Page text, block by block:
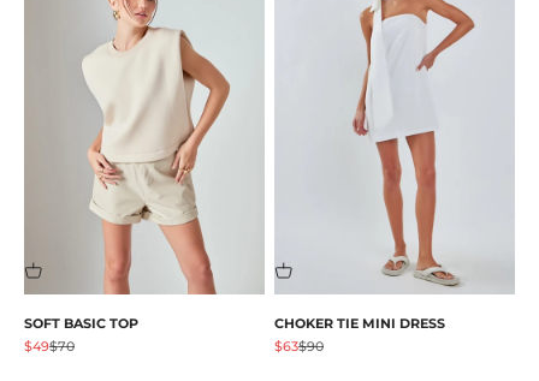
SOFT BASIC TOP
Angebot
$49Regulärer Preis
$70
CHOKER TIE MINI DRESS
Angebot
$63Regulärer Preis
$90